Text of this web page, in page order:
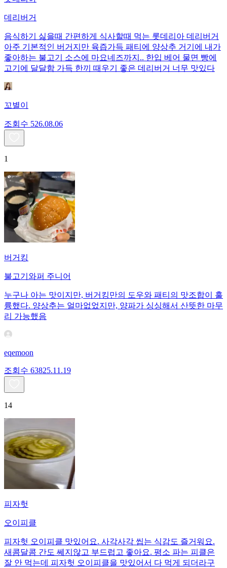
데리버거
음식하기 싫을때 간편하게 식사할때 먹는 롯데리아 데리버거
아주 기본적인 버거지만 육즙가득 패티에 양상추 거기에 내가
좋아하는 불고기 소스에 마요네즈까지.. 한입 베어 물면 빵에
고기에 달달함 가득 한끼 때우기 좋은 데리버거 너무 맛있다
꼬별이
조회수 526.08.06
1
버거킹
불고기와퍼 주니어
누구나 아는 맛이지만, 버거킹만의 도우와 패티의 맛조합이 훌
륭했다. 양상추는 얼마없었지만, 양파가 싱싱해서 산뜻한 마무
리 가능했음
eqemoon
조회수 63825.11.19
14
피자헛
오이피클
피자헛 오이피클 맛있어요. 사각사각 씹는 식감도 즐거워요.
새콤달콤 간도 쎄지않고 부드럽고 좋아요. 평소 파는 피클은
잘 안 먹는데 피자헛 오이피클을 맛있어서 다 먹게 되더라구